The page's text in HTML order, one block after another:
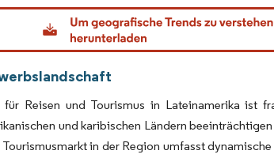
Intelligence. Wiederverwendung erfordert Namensnennung
Reisen und Tourismus in Lateinamerika ist
und karibischen Ländern
Tourismusmarkt in der Region umfasst